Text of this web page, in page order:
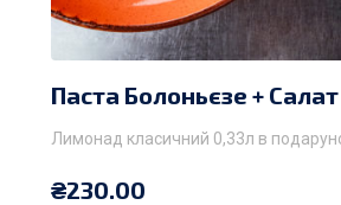
Паста Болоньєзе +
Лимонад класичний 0,33л в
₴230.00